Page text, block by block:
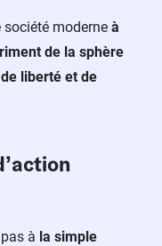
moderne à
de la sphère
liberté et de
à la simple